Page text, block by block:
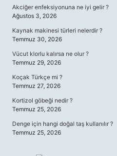
Akciğer enfeksiyonuna ne iyi gelir ?
Ağustos 3, 2026
Kaynak makinesi türleri nelerdir ?
Temmuz 30, 2026
Vücut klorlu kalırsa ne olur ?
Temmuz 29, 2026
Koçak Türkçe mi ?
Temmuz 27, 2026
Kortizol göbeği nedir ?
Temmuz 25, 2026
Denge için hangi doğal taş kullanılır ?
Temmuz 25, 2026